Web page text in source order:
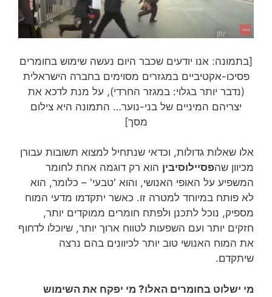
[בתמונה: אנו יודעים שכבר היום נעשה שימוש בחומרים
פסיכו-אקטיביים במגזרים מסוימים בחברה הישראלית
(נדבר יותר בגלוי: במגזר החרדי), על מנת לדכא את
יצריהם המיניים של בני-נוער… התמונה היא צילום
מסך]
אלו שאלות גדולות, וכדאי שנתחיל למצוא תשובות עבורן
מכיוון שהפסיילוסיבין הוא רק דוגמה אחת לחומר
המשפיע על האופי האנושי, והוא 'טבעי' – כלומר, הוא
לא פותח במיוחד למטרה זו. כאשר יתקדמו מדעי המוח
מספיק, נוכל לתכנן ולפתח חומרים ממוקדים יותר,
חזקים יותר ועם השפעות לטווח ארוך יותר, שיוכלו לדחוף
את המוח האנושי טוב יותר לכיוונים בהם נרצה
שיתקדם.
מי ישלוט בחומרים האלו? מי יפקח את השימוש